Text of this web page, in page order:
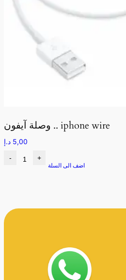
وصلة آيفون .. iphone wire
5,00 د.إ
- +
اضف الى السلة